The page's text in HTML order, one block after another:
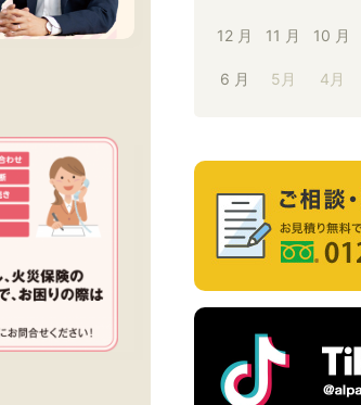
12 月 11 月 10 月
6 月 5月 4月